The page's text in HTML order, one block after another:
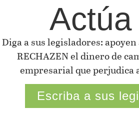
Diga a sus legisladores:
RECHAZEN el dinero de
empresarial que perjudica
Escriba a sus